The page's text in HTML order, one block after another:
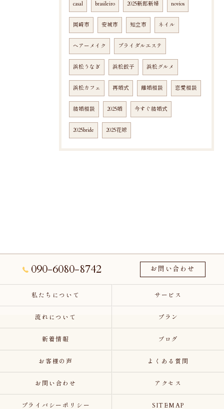
casal brasileiro 2025新郎新婦 novios
岡崎市 安城市 知立市 ネイル
ヘアーメイク ブライダルエステ
浜松うなぎ 浜松餃子 浜松グルメ
浜松カフェ 再婚式 離婚相談 恋愛相談
結婚相談 2025婚 今すぐ結婚式
2025bride 2025花嫁
090-6080-8742 お問い合わせ
私たちについて サービス
流れについて プラン
新着情報 ブログ
お客様の声 よくある質問
お問い合わせ アクセス
プライバシーポリシー SITEMAP